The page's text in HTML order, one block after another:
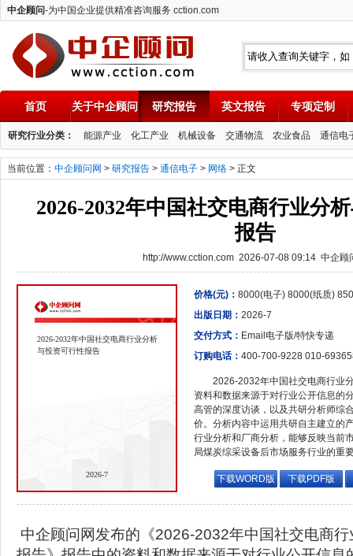
中企顾问-为中国企业提供精准咨询服务 cction.com
中企顾问
首页 关于中企顾问 研究报告 英文报告 专项定制
研究行业分类： 能源产业 化工产业 机械设备 交通物流 农业食品 通信电
当前位置： 中企顾问网 > 研究报告 > 通信电子 > 网络 > 正文
2026-2032年中国社交电商行业分
报告
http://www.cction.com 2026-07-08 09:14 中企顾
2026-2032年中国社交电商行业分析
与投资可行性报告
2026-7
价格(元)： 8000(电子) 8000(纸质)
出版日期： 2026-7
交付方式： Email电子版/特快专递
订购电话： 400-700-9228 010-
2026-2032年中国社交电商行业
资料和数据来源于对行业公开信息的
高管的深度访谈，以及共研分析师综
价。分析内容中运用共研自主建立的
行业分析和厂商分析，能够反映当前
局煤炭综采设备后市场服务行业的重
下载WORD版 下载PDF版
中企顾问网发布的《2026-2032年中国社交电商